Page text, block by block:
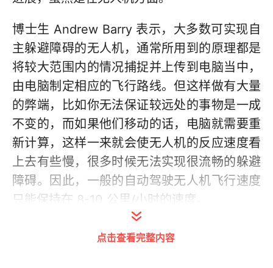
博士生 Andrew Barry 表示，大多数可实现自
主躲避障碍的无人机，通常所用到的原理都是
将较大范围内的情况捕捉并上传到电脑当中，
由电脑制定相应的飞行路线。但这样做有大量
的弊端，比如你无法保证较远处的事物是一成
不变的，而如果他们移动的话，电脑就需要重
新计算，这样一来就会使无人机的反应速度看
上去有些慢，很多时候无法实现很流畅的躲避
障碍。因此，一般的自动驾驶无人机飞行速度
只能保持在 8-10 公里/小时的速度。
点击查看完整内容